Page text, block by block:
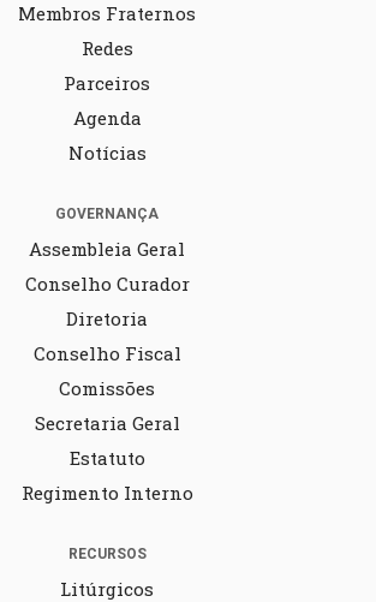
Membros Fraternos
Redes
Parceiros
Agenda
Notícias
GOVERNANÇA
Assembleia Geral
Conselho Curador
Diretoria
Conselho Fiscal
Comissões
Secretaria Geral
Estatuto
Regimento Interno
RECURSOS
Litúrgicos